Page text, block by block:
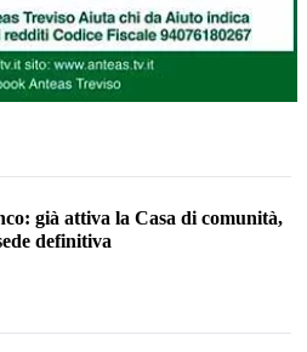
già attiva la Casa di comunità,
definitiva